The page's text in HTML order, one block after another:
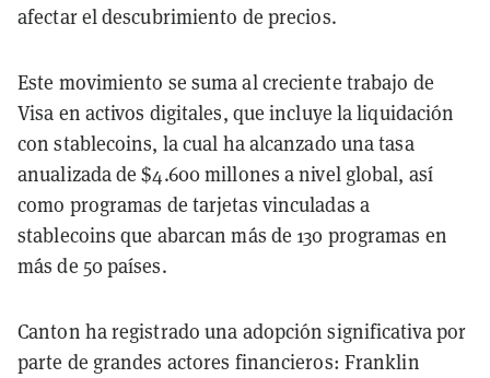
afectar el descubrimiento de precios.
Este movimiento se suma al creciente trabajo de
Visa en activos digitales, que incluye la liquidación
con stablecoins, la cual ha alcanzado una tasa
anualizada de $4.600 millones a nivel global, así
como programas de tarjetas vinculadas a
stablecoins que abarcan más de 130 programas en
más de 50 países.
Canton ha registrado una adopción significativa por
parte de grandes actores financieros: Franklin